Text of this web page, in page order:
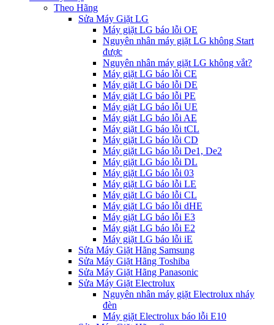
Theo Hãng
Sửa Máy Giặt LG
Máy giặt LG báo lỗi OE
Nguyên nhân máy giặt LG không Start
được
Nguyên nhân máy giặt LG không vắt?
Máy giặt LG báo lỗi CE
Máy giặt LG báo lỗi DE
Máy giặt LG báo lỗi PE
Máy giặt LG báo lỗi UE
Máy giặt LG báo lỗi AE
Máy giặt LG báo lỗi tCL
Máy giặt LG báo lỗi CD
Máy giặt LG báo lỗi De1, De2
Máy giặt LG báo lỗi DL
Máy giặt LG báo lỗi 03
Máy giặt LG báo lỗi LE
Máy giặt LG báo lỗi CL
Máy giặt LG báo lỗi dHE
Máy giặt LG báo lỗi E3
Máy giặt LG báo lỗi E2
Máy giặt LG báo lỗi iE
Sửa Máy Giặt Hãng Samsung
Sửa Máy Giặt Hãng Toshiba
Sửa Máy Giặt Hãng Panasonic
Sửa Máy Giặt Electrolux
Nguyên nhân máy giặt Electrolux nháy
đèn
Máy giặt Electrolux báo lỗi E10